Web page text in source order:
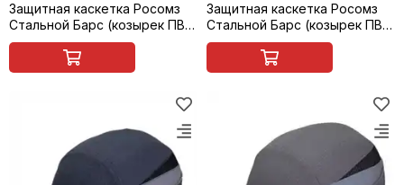
Защитная каскетка Росомз
Стальной Барс (козырек ПВХ,
прозрачно-серый, 65 мм),
зеленая, арт. 92319
Защитная каскетка Росомз
Стальной Барс (козырек ПВХ,
прозрачно-серый, 65 мм),
черная, арт. 92320